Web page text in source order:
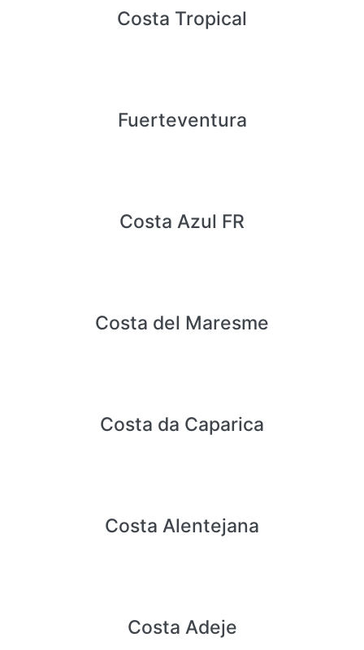
Costa Tropical
Fuerteventura
Costa Azul FR
Costa del Maresme
Costa da Caparica
Costa Alentejana
Costa Adeje